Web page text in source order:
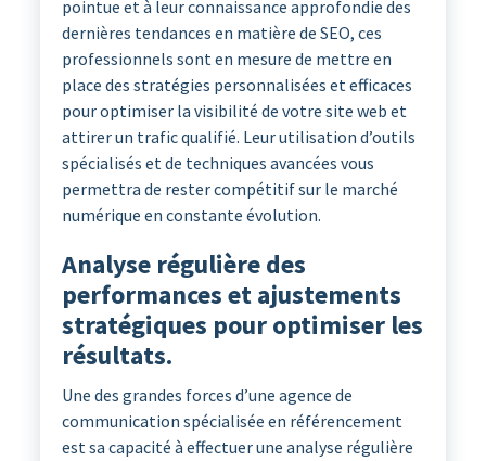
pointue et à leur connaissance approfondie des
dernières tendances en matière de SEO, ces
professionnels sont en mesure de mettre en
place des stratégies personnalisées et efficaces
pour optimiser la visibilité de votre site web et
attirer un trafic qualifié. Leur utilisation d’outils
spécialisés et de techniques avancées vous
permettra de rester compétitif sur le marché
numérique en constante évolution.
Analyse régulière des
performances et ajustements
stratégiques pour optimiser les
résultats.
Une des grandes forces d’une agence de
communication spécialisée en référencement
est sa capacité à effectuer une analyse régulière